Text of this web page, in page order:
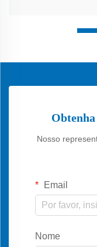
Nosso
Email
Nome